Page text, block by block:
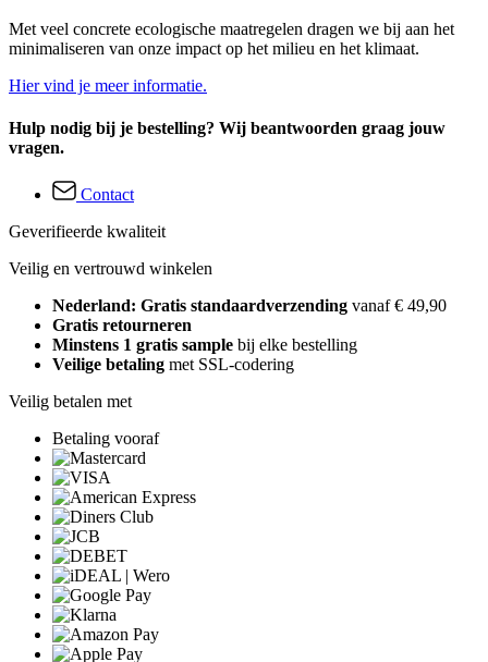
Met veel concrete ecologische maatregelen dragen we bij aan het
minimaliseren van onze impact op het milieu en het klimaat.
Hier vind je meer informatie.
Hulp nodig bij je bestelling? Wij beantwoorden graag jouw
vragen.
Contact
Geverifieerde kwaliteit
Veilig en vertrouwd winkelen
Nederland: Gratis standaardverzending vanaf € 49,90
Gratis retourneren
Minstens 1 gratis sample bij elke bestelling
Veilige betaling met SSL-codering
Veilig betalen met
Betaling vooraf